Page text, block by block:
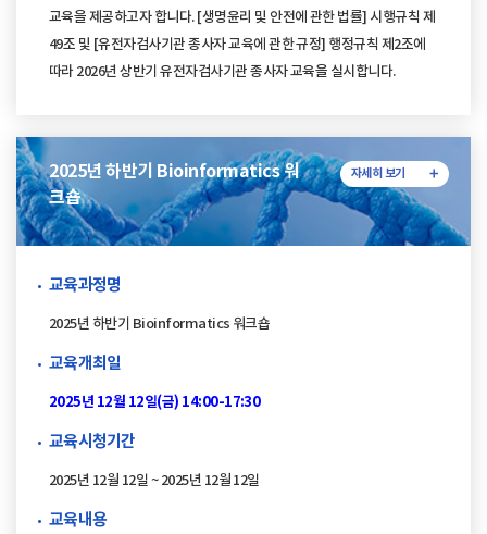
교육을 제공하고자 합니다. [생명윤리 및 안전에 관한 법률] 시행규칙 제
49조 및 [유전자검사기관 종사자 교육에 관한 규정] 행정규칙 제2조에
따라 2026년 상반기 유전자검사기관 종사자 교육을 실시합니다.
2025년 하반기 Bioinformatics 워
크숍
자세히 보기
교육과정명
2025년 하반기 Bioinformatics 워크숍
교육개최일
2025년 12월 12일(금) 14:00-17:30
교육시청기간
2025년 12월 12일 ~ 2025년 12월 12일
교육내용